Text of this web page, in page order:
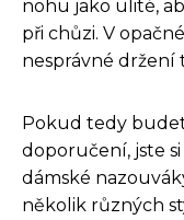
nohu jako ulité,
při chůzi. V
nesprávné držení
Pokud tedy
doporučení, jste
dámské
několik různých